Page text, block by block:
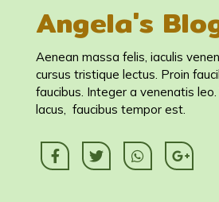
Angela's
Aenean massa felis, iaculis
cursus tristique lectus. Proin
faucibus. Integer a venenatis
lacus, faucibus tempor est.